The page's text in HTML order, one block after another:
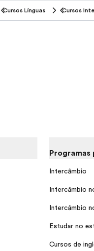
Cursos Línguas Cursos
Programas
Intercâmbio
Intercâmbio
Intercâmbio
Estudar no
Cursos de